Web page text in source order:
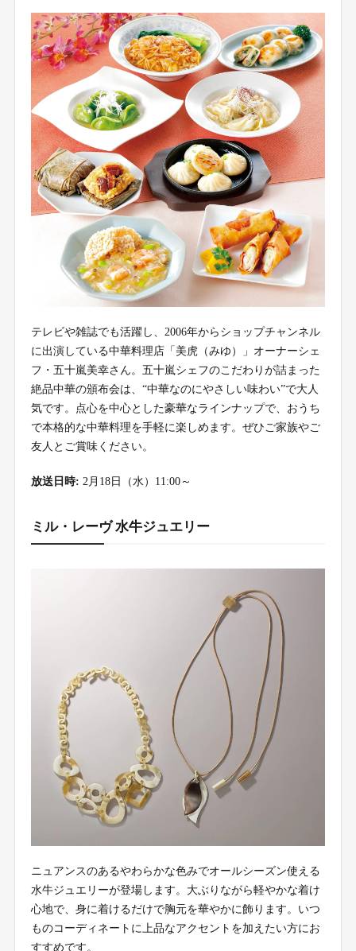
テレビや雑誌でも活躍し、2006年からショップチャンネル
に出演している中華料理店「美虎（みゆ）」オーナーシェ
フ・五十嵐美幸さん。五十嵐シェフのこだわりが詰まった
絶品中華の頒布会は、“中華なのにやさしい味わい”で大人
気です。点心を中心とした豪華なラインナップで、おうち
で本格的な中華料理を手軽に楽しめます。ぜひご家族やご
友人とご賞味ください。
放送日時: 2月18日（水）11:00～
ミル・レーヴ 水牛ジュエリー
ニュアンスのあるやわらかな色みでオールシーズン使える
水牛ジュエリーが登場します。大ぶりながら軽やかな着け
心地で、身に着けるだけで胸元を華やかに飾ります。いつ
ものコーディネートに上品なアクセントを加えたい方にお
すすめです。